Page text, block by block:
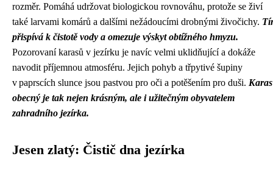
rozměr. Pomáhá udržovat biologickou rovnováhu, protože se živí
také larvami komárů a dalšími nežádoucími drobnými živočichy.
přispívá k čistotě vody a omezuje výskyt obtížného hmyzu.
Pozorovaní karasů v jezírku je navíc velmi uklidňující a dokáže
navodit příjemnou atmosféru. Jejich pohyb a třpytivé šupiny
v paprscích slunce jsou pastvou pro oči a potěšením pro duši. Karas
obecný je tak nejen krásným, ale i užitečným obyvatelem
zahradního jezírka.
Jesen zlatý: Čistič dna jezírka